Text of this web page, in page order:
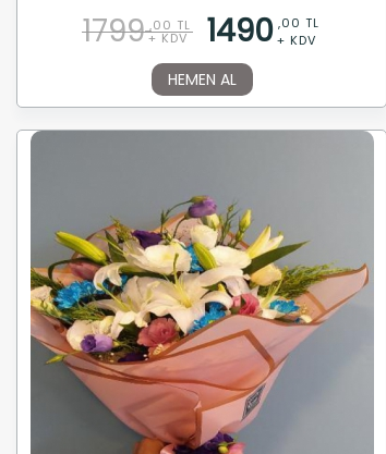
1799 ,00 TL
+ KDV 1490 ,00 TL
+ KDV
HEMEN AL